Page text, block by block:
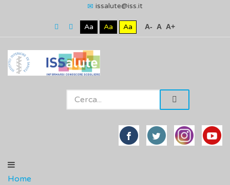
issalute@iss.it
Aa Aa Aa A- A A+
Home